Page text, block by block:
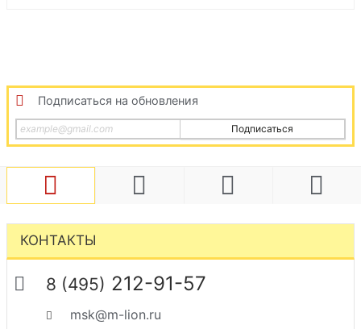
Подписаться на обновления
Подписаться
КОНТАКТЫ
8 (495) 212-91-57
msk@m-lion.ru